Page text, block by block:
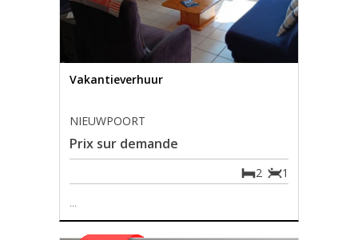
Vakantieverhuur
NIEUWPOORT
Prix sur demande
1
2
...